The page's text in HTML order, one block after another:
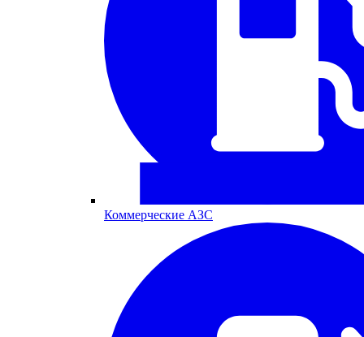
Коммерческие АЗС